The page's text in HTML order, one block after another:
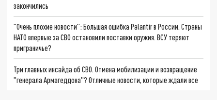
закончились
"Очень плохие новости": Большая ошибка Palantir в России. Страны
НАТО впервые за СВО остановили поставки оружия. ВСУ теряют
приграничье?
Три главных инсайда об СВО. Отмена мобилизации и возвращение
"генерала Армагеддона"? Отличные новости, которые ждали все